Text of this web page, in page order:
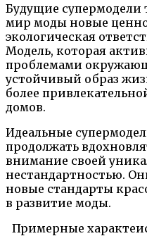
Будущие супермодели
мир моды новые
экологическая
Модель, которая
проблемами
устойчивый образ
более
домов.
Идеальные
продолжать
внимание своей
нестандартностью.
новые стандарты
в развитие моды.
Примерные